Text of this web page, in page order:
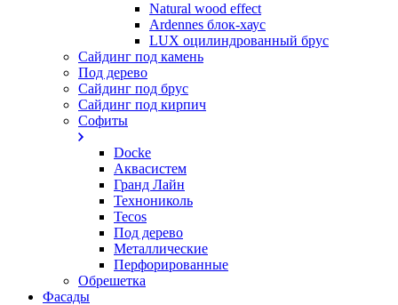
Natural wood effect
Ardennes блок-хаус
LUX оцилиндрованный брус
Сайдинг под камень
Под дерево
Сайдинг под брус
Сайдинг под кирпич
Софиты
Docke
Аквасистем
Гранд Лайн
Технониколь
Tecos
Под дерево
Металлические
Перфорированные
Обрешетка
Фасады